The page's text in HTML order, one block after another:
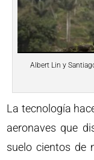
Albert Lin y
La tecnología
aeronaves que
suelo cientos de